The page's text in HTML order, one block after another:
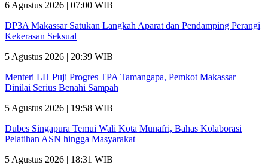
6 Agustus 2026 | 07:00 WIB
DP3A Makassar Satukan Langkah Aparat dan Pendamping Perangi
Kekerasan Seksual
5 Agustus 2026 | 20:39 WIB
Menteri LH Puji Progres TPA Tamangapa, Pemkot Makassar
Dinilai Serius Benahi Sampah
5 Agustus 2026 | 19:58 WIB
Dubes Singapura Temui Wali Kota Munafri, Bahas Kolaborasi
Pelatihan ASN hingga Masyarakat
5 Agustus 2026 | 18:31 WIB